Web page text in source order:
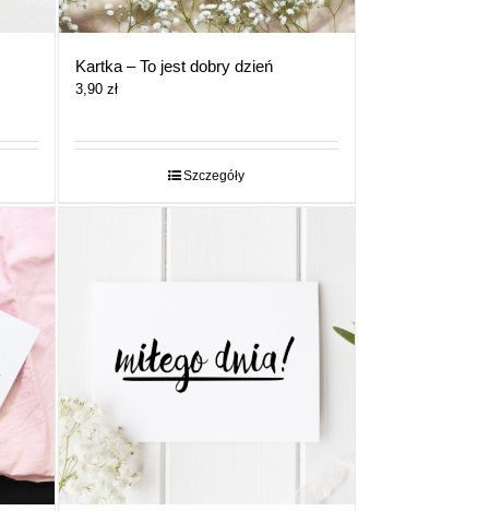
Kartka – To jest dobry dzień
3,90 zł
Szczegóły